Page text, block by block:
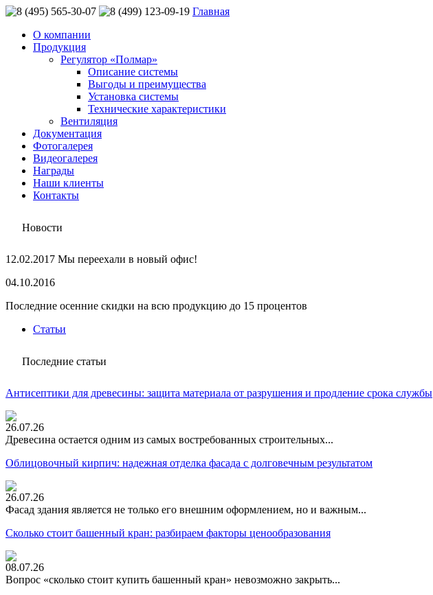
Главная
О компании
Продукция
Регулятор «Полмар»
Описание системы
Выгоды и преимущества
Установка системы
Технические характеристики
Вентиляция
Документация
Фотогалерея
Видеогалерея
Награды
Наши клиенты
Контакты
Новости
12.02.2017 Мы переехали в новый офис!
04.10.2016
Последние осенние скидки на всю продукцию до 15 процентов
Статьи
Последние статьи
Антисептики для древесины: защита материала от разрушения и продление срока службы
26.07.26
Древесина остается одним из самых востребованных строительных...
Облицовочный кирпич: надежная отделка фасада с долговечным результатом
26.07.26
Фасад здания является не только его внешним оформлением, но и важным...
Сколько стоит башенный кран: разбираем факторы ценообразования
08.07.26
Вопрос «сколько стоит купить башенный кран» невозможно закрыть...